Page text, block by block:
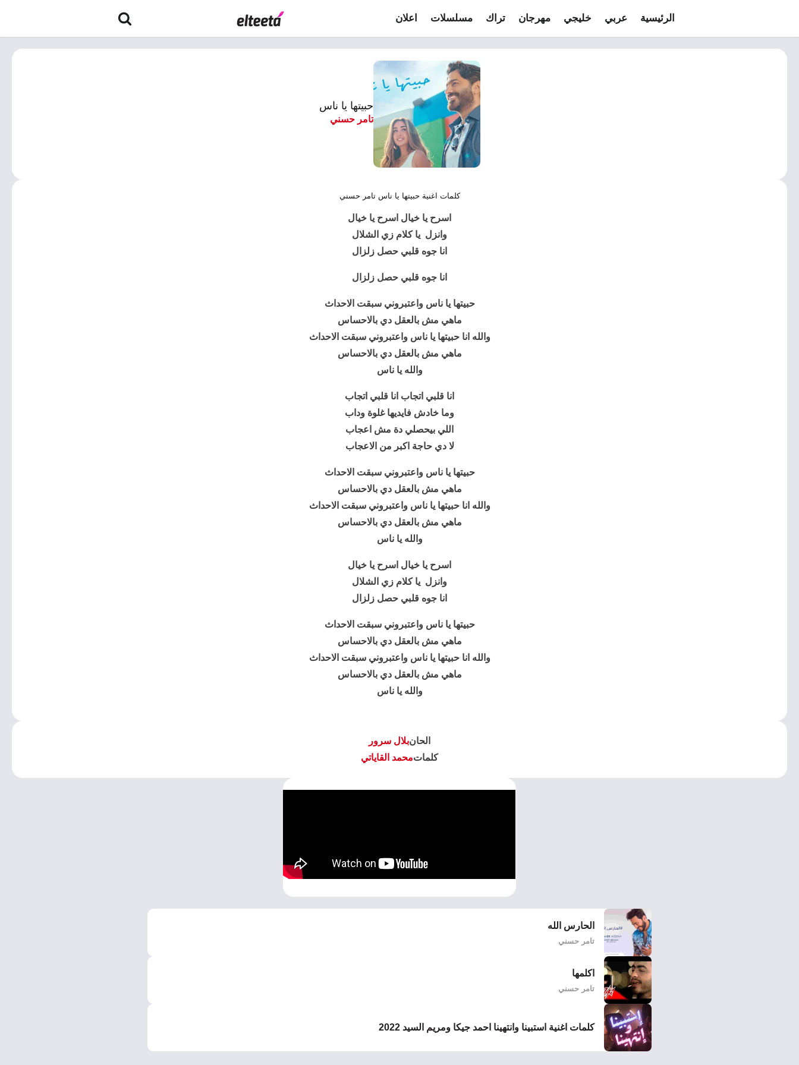
الرئيسية عربي خليجي مهرجان تراك مسلسلات اعلان
حبيتها يا ناس
تامر حسني
كلمات اغنية حبيتها يا ناس تامر حسني
اسرح يا خيال اسرح يا خيال
وانزل يا كلام زي الشلال
انا جوه قلبي حصل زلزال
انا جوه قلبي حصل زلزال
حبيتها يا ناس واعتبروني سبقت الاحداث
ماهي مش بالعقل دي بالاحساس
والله انا حبيتها يا ناس واعتبروني سبقت الاحداث
ماهي مش بالعقل دي بالاحساس
والله يا ناس
انا قلبي اتجاب انا قلبي اتجاب
وما خادش فايديها غلوة وداب
اللي بيحصلي دة مش اعجاب
لا دي حاجة اكبر من الاعجاب
حبيتها يا ناس واعتبروني سبقت الاحداث
ماهي مش بالعقل دي بالاحساس
والله انا حبيتها يا ناس واعتبروني سبقت الاحداث
ماهي مش بالعقل دي بالاحساس
والله يا ناس
اسرح يا خيال اسرح يا خيال
وانزل يا كلام زي الشلال
انا جوه قلبي حصل زلزال
حبيتها يا ناس واعتبروني سبقت الاحداث
ماهي مش بالعقل دي بالاحساس
والله انا حبيتها يا ناس واعتبروني سبقت الاحداث
ماهي مش بالعقل دي بالاحساس
والله يا ناس
الحانبلال سرور
كلماتمحمد القاياتي
الحارس الله
تامر حسني
اكلمها
تامر حسني
كلمات اغنية استبينا وانتهينا احمد جيكا ومريم السيد 2022